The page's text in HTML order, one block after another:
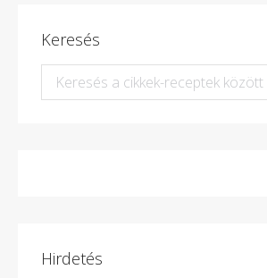
Keresés
Keresés:
Hirdetés